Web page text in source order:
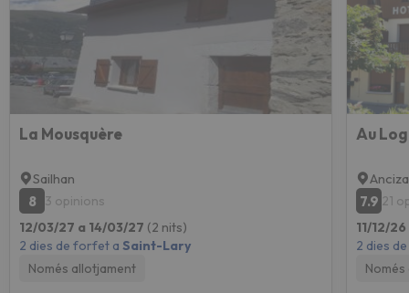
La Mousquère
Sailhan
8
3 opinions
12/03/27 a 14/03/27 (2 nits)
2 dies de forfet a Saint-Lary
Només allotjament
Au
7.9 21
11/12/
2 dies